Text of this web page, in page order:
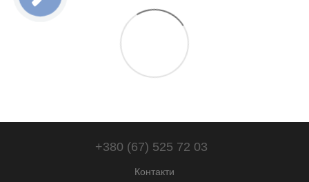
+380 (67) 525 72 03
Контакти